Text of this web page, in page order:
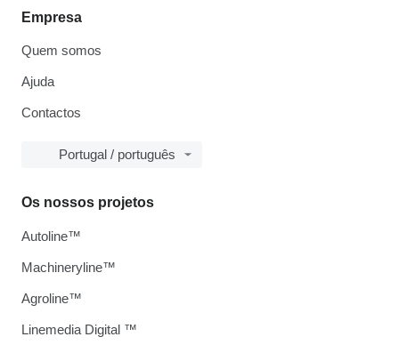
Empresa
Quem somos
Ajuda
Contactos
Portugal / português
Os nossos projetos
Autoline™
Machineryline™
Agroline™
Linemedia Digital ™